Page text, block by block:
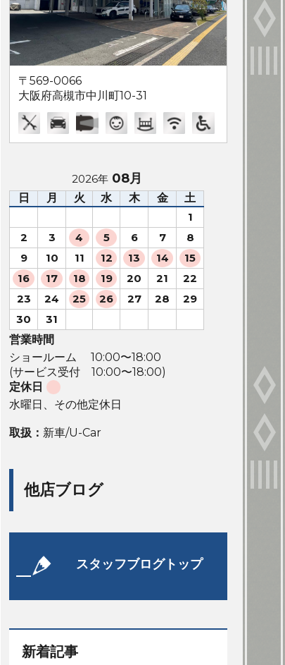
〒569-0066
大阪府高槻市中川町10-31
2026年 08月
日 月 火 水 木 金 土
1
2
3 4 5 6 7
8
9
10 11 12 13 14
15
16
17 18 19 20 21
22
23
24 25 26 27 28
29
30
31
営業時間
ショールーム 10:00〜18:00
(サービス受付 10:00〜18:00)
定休日
水曜日、その他定休日
取扱： 新車/U-Car
他店ブログ
スタッフブログトップ
新着記事